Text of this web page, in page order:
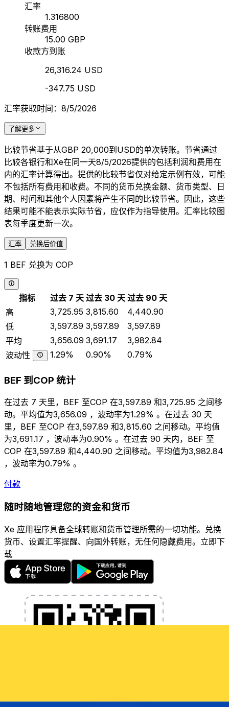
汇率
1.316800
转账费用
15.00 GBP
收款方到账
26,316.24 USD
-347.75 USD
汇率获取时间：8/5/2026
了解更多
比较节省基于从GBP 20,000到USD的单次转账。节省通过
比较各银行和Xe在同一天8/5/2026提供的包括利润和费用在
内的汇率计算得出。提供的比较节省仅对给定示例有效，可能
不包括所有费用和收费。不同的货币兑换金额、货币类型、日
期、时间和其他个人因素将产生不同的比较节省。因此，这些
结果可能不能表示实际节省，应仅作为指导使用。汇率比较图
表每季度更新一次。
汇率 兑换后价值
1 BEF 兑换为 COP
指标 过去 7 天 过去 30 天 过去 90 天
高
3,725.95 3,815.60
4,440.90
低
3,597.89 3,597.89
3,597.89
平均
3,656.09 3,691.17
3,982.84
波动性
1.29% 0.90% 0.79%
BEF 到COP 统计
在过去 7 天里，BEF 至COP 在3,597.89 和3,725.95 之间移
动。平均值为3,656.09 ，波动率为1.29% 。在过去 30 天
里，BEF 至COP 在3,597.89 和3,815.60 之间移动。平均值
为3,691.17 ，波动率为0.90% 。在过去 90 天内，BEF 至
COP 在3,597.89 和4,440.90 之间移动。平均值为3,982.84
，波动率为0.79% 。
付款
随时随地管理您的资金和货币
Xe 应用程序具备全球转账和货币管理所需的一切功能。兑换
货币、设置汇率提醒、向国外转账，无任何隐藏费用。立即下
载